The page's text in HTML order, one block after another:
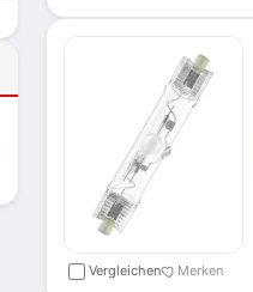
Vergleichen Merken